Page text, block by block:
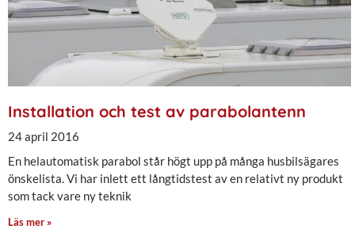
Installation och test av parabolantenn
24 april 2016
En helautomatisk parabol står högt upp på många husbilsägares
önskelista. Vi har inlett ett långtidstest av en relativt ny produkt
som tack vare ny teknik
Läs mer »